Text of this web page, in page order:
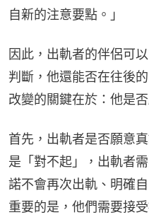
自新的注意要點。」
因此，出軌者的伴侶可
判斷，他還能否在往後
改變的關鍵在於：他是
首先，出軌者是否願意
是「對不起」，出軌者
諾不會再次出軌、明確
重要的是，他們需要接